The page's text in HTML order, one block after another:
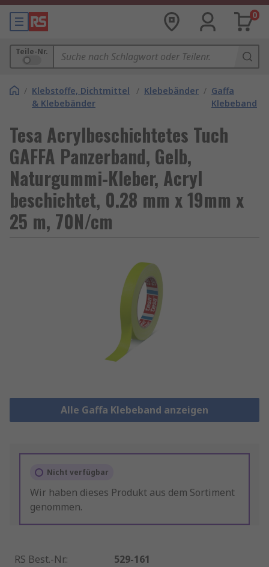
0
Teile-Nr.
/ Klebstoffe, Dichtmittel
& Klebebänder
/ Klebebänder / Gaffa
Klebeband
Tesa Acrylbeschichtetes Tuch
GAFFA Panzerband, Gelb,
Naturgummi-Kleber, Acryl
beschichtet, 0.28 mm x 19mm x
25 m, 70N/cm
Alle Gaffa Klebeband anzeigen
Nicht verfügbar
Wir haben dieses Produkt aus dem Sortiment
genommen.
RS Best.-Nr.:
529-161